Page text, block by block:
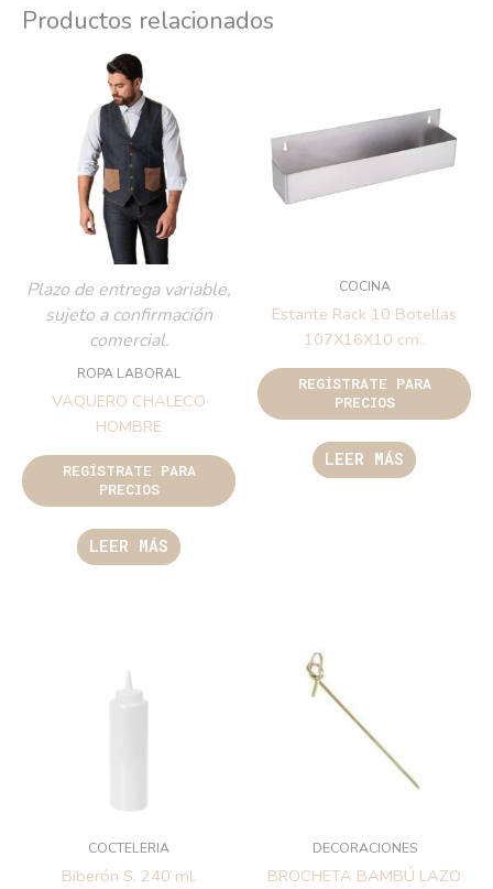
Productos relacionados
Plazo de entrega variable,
sujeto a confirmación
comercial.
ROPA LABORAL
VAQUERO CHALECO
HOMBRE
REGÍSTRATE PARA
PRECIOS
LEER MÁS
COCINA
Estante Rack 10 Botellas
107X16X10 cm..
REGÍSTRATE PARA
PRECIOS
LEER MÁS
COCTELERIA
Biberón S. 240 ml.
DECORACIONES
BROCHETA BAMBÚ LAZO